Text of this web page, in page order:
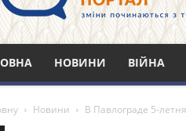
НОВИНИ ВІЙНА
Новини В Павлограде 5-